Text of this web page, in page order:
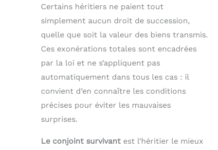
Certains héritiers ne paient tout
simplement aucun droit de succession,
quelle que soit la valeur des biens transmis.
Ces exonérations totales sont encadrées
par la loi et ne s’appliquent pas
automatiquement dans tous les cas : il
convient d’en connaître les conditions
précises pour éviter les mauvaises
surprises.
Le conjoint survivant est l’héritier le mieux